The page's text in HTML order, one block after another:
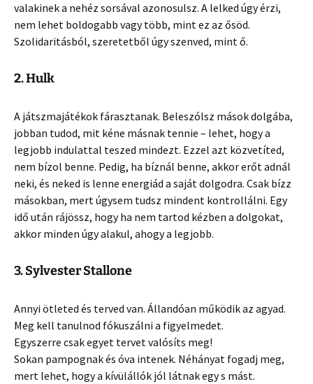
valakinek a nehéz sorsával azonosulsz. A lelked úgy érzi,
nem lehet boldogabb vagy több, mint ez az ősöd.
Szolidaritásból, szeretetből úgy szenved, mint ő.
2. Hulk
A játszmajátékok fárasztanak. Beleszólsz mások dolgába,
jobban tudod, mit kéne másnak tennie – lehet, hogy a
legjobb indulattal teszed mindezt. Ezzel azt közvetíted,
nem bízol benne. Pedig, ha bíznál benne, akkor erőt adnál
neki, és neked is lenne energiád a saját dolgodra. Csak bízz
másokban, mert úgysem tudsz mindent kontrollálni. Egy
idő után rájössz, hogy ha nem tartod kézben a dolgokat,
akkor minden úgy alakul, ahogy a legjobb.
3. Sylvester Stallone
Annyi ötleted és terved van. Állandóan működik az agyad.
Meg kell tanulnod fókuszálni a figyelmedet.
Egyszerre csak egyet tervet valósíts meg!
Sokan pampognak és óva intenek. Néhányat fogadj meg,
mert lehet, hogy a kívülállók jól látnak egy s mást.